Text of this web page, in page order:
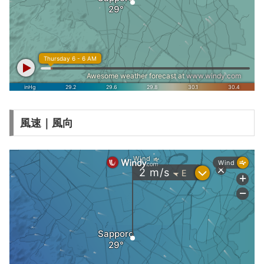
風速｜風向